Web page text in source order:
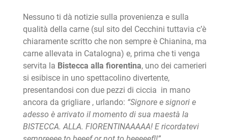
Nessuno ti dà notizie sulla provenienza e sulla
qualità della carne (sul sito del Cecchini tuttavia c’è
chiaramente scritto che non sempre è Chianina, ma
carne allevata in Catalogna) e, prima che ti venga
servita la Bistecca alla fiorentina, uno dei camerieri
si esibisce in uno spettacolino divertente,
presentandosi con due pezzi di ciccia in mano
ancora da grigliare , urlando: “Signore e signori e
adesso è arrivato il momento di sua maestà la
BISTECCA. ALLA. FIORENTINAAAAA! E ricordatevi